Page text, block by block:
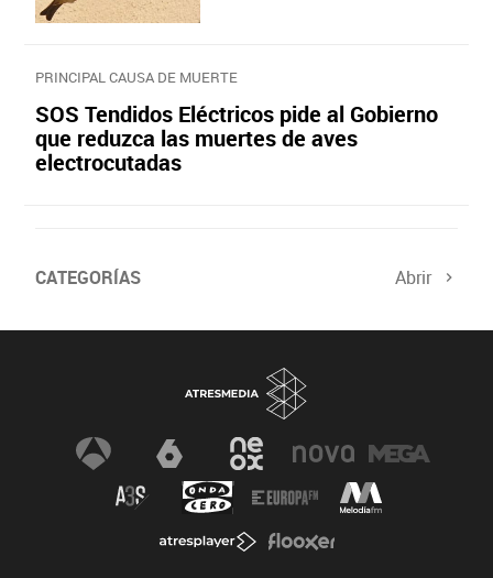
PRINCIPAL CAUSA DE MUERTE
SOS Tendidos Eléctricos pide al Gobierno
que reduzca las muertes de aves
electrocutadas
CATEGORÍAS Abrir